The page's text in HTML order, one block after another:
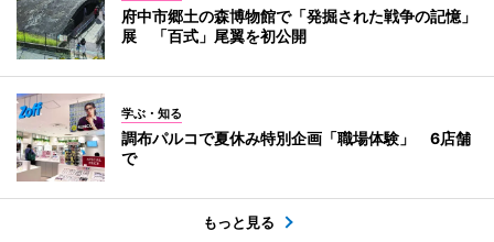
府中市郷土の森博物館で「発掘された戦争の記憶」
展 「百式」尾翼を初公開
学ぶ・知る
調布パルコで夏休み特別企画「職場体験」 6店舗
で
もっと見る